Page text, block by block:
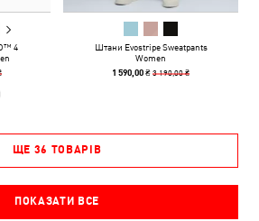
4
Штани Evostripe Sweatpants
Women
1 590,00 ₴3 190,00 ₴
ЩЕ 36 ТОВАРІВ
ПОКАЗАТИ ВСЕ